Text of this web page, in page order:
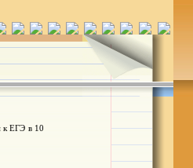
к ЕГЭ в 10